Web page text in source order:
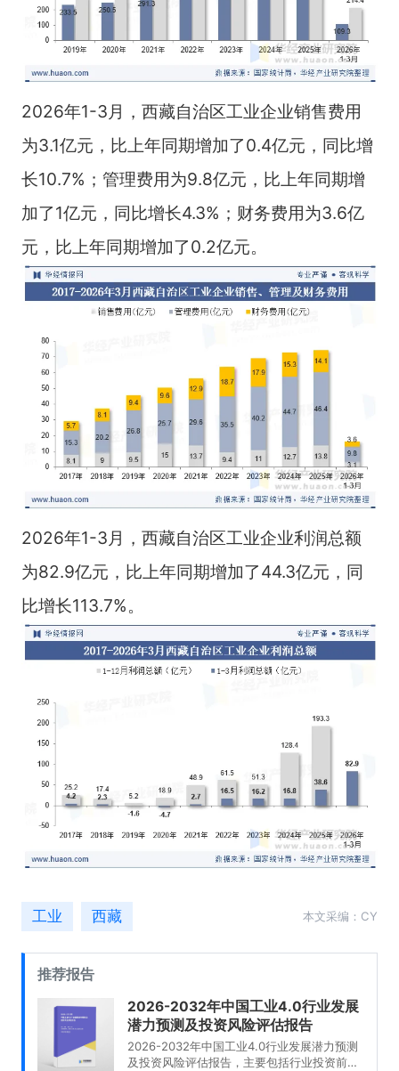
2026年1-3月，西藏自治区工业企业销售费用
为3.1亿元，比上年同期增加了0.4亿元，同比增
长10.7%；管理费用为9.8亿元，比上年同期增
加了1亿元，同比增长4.3%；财务费用为3.6亿
元，比上年同期增加了0.2亿元。
2026年1-3月，西藏自治区工业企业利润总额
为82.9亿元，比上年同期增加了44.3亿元，同
比增长113.7%。
工业 西藏 本文采编：CY
推荐报告
2026-2032年中国工业4.0行业发展
潜力预测及投资风险评估报告
2026-2032年中国工业4.0行业发展潜力预测
及投资风险评估报告，主要包括行业投资前